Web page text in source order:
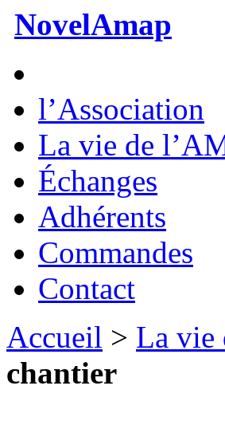
NovelAmap
l’Association
La vie de
Échanges
Adhérents
Commandes
Contact
Accueil > La vie
chantier